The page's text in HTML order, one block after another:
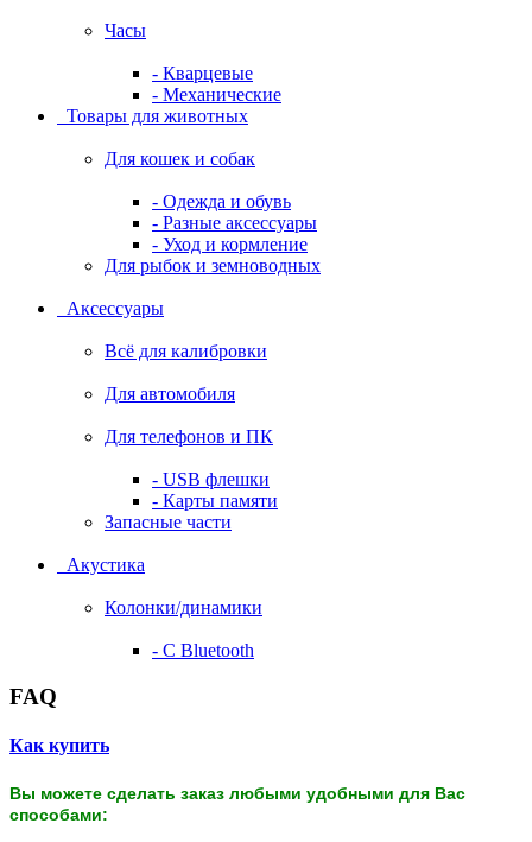
Часы
- Кварцевые
- Механические
Товары для животных
Для кошек и собак
- Одежда и обувь
- Разные аксессуары
- Уход и кормление
Для рыбок и земноводных
Аксессуары
Всё для калибровки
Для автомобиля
Для телефонов и ПК
- USB флешки
- Карты памяти
Запасные части
Акустика
Колонки/динамики
- С Bluetooth
FAQ
Как купить
Вы можете сделать заказ любыми удобными для Вас
способами: